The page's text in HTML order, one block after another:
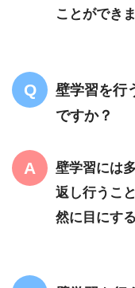
ことができま
壁学習を行
ですか？
壁学習には
返し行うこ
然に目にす